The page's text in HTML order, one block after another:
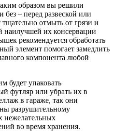
образом вы решили
без – перед развеской или
тщательно отмыть от грязи и
наилучшей их консервации
рекомендуется обработать
элемент помогает замедлить
компонента любой
будет упаковать
футляр или убрать их в
в гараже, так они
разрушительному
нежелательных
во время хранения.